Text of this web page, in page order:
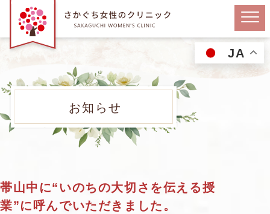
JA
お知らせ
帯山中に“いのちの大切さを伝える授
業”に呼んでいただきました。